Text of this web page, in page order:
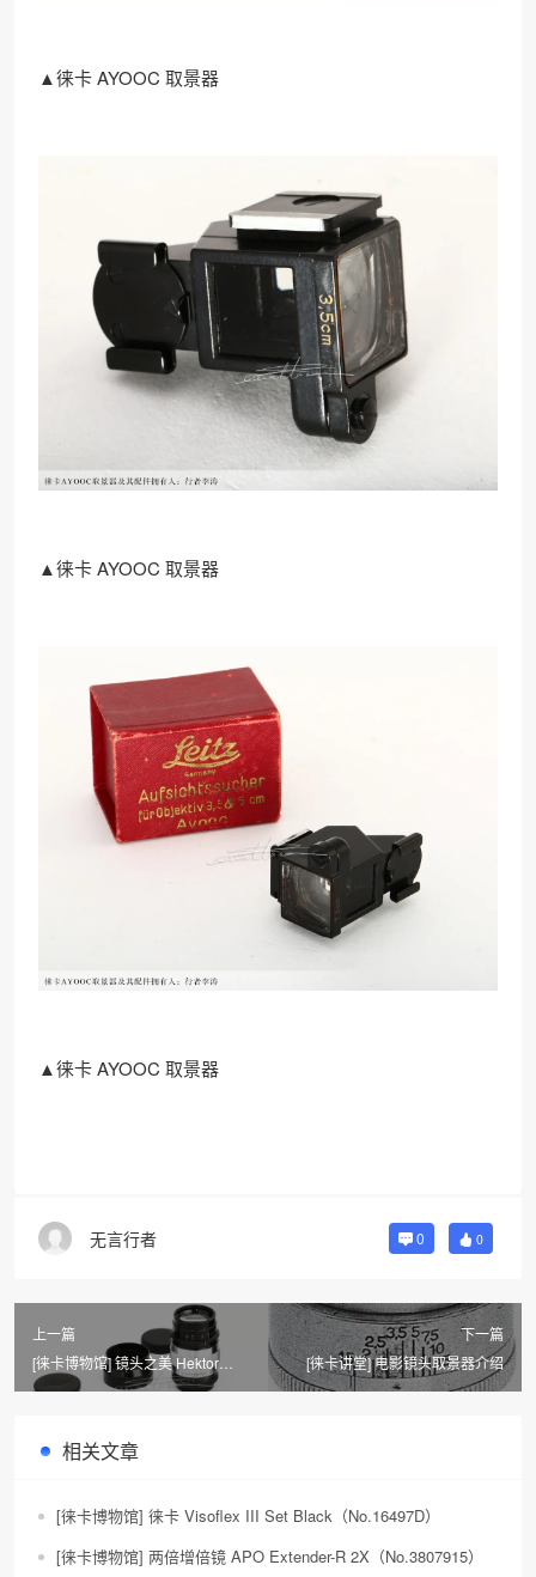
▲徕卡 AYOOC 取景器
▲徕卡 AYOOC 取景器
▲徕卡 AYOOC 取景器
无言行者 0 0
上一篇
[徕卡博物馆] 镜头之美 Hektor
1.9/7.3cm（No.166811）
下一篇
[徕卡讲堂] 电影镜头取景器介绍
相关文章
[徕卡博物馆] 徕卡 Visoflex III Set Black（No.16497D）
[徕卡博物馆] 两倍增倍镜 APO Extender-R 2X​（No.3807915）